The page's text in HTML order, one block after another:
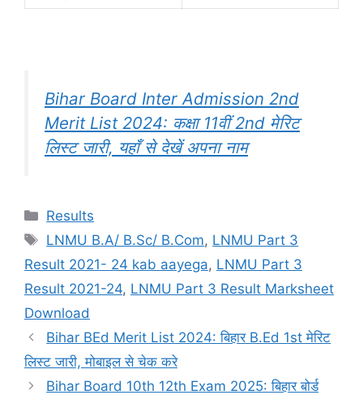
Bihar Board Inter Admission 2nd
Merit List 2024: कक्षा 11वीं 2nd मेरिट
लिस्ट जारी, यहाँ से देखें अपना नाम
Categories
Results
Tags
LNMU B.A/ B.Sc/ B.Com, LNMU Part 3
Result 2021- 24 kab aayega, LNMU Part 3
Result 2021-24, LNMU Part 3 Result Marksheet
Download
Bihar BEd Merit List 2024: बिहार B.Ed 1st मेरिट
लिस्ट जारी, मोबाइल से चेक करे
Bihar Board 10th 12th Exam 2025: बिहार बोर्ड